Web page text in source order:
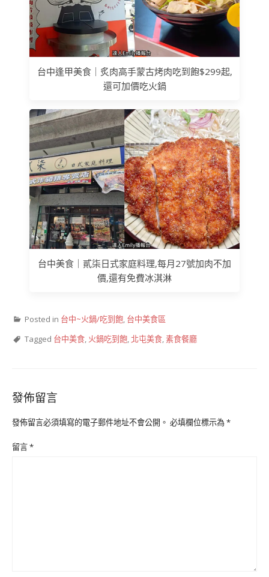
台中逢甲美食｜炙肉高手蒙古烤肉吃到飽$299起,
還可加價吃火鍋
台中美食｜貳柒日式家庭料理,每月27號加肉不加
價,還有免費冰淇淋
Posted in 台中~火鍋/吃到飽, 台中美食區
Tagged 台中美食, 火鍋吃到飽,北屯美食,素食餐廳
發佈留言
發佈留言必須填寫的電子郵件地址不會公開。 必填欄位標示為*
留言*